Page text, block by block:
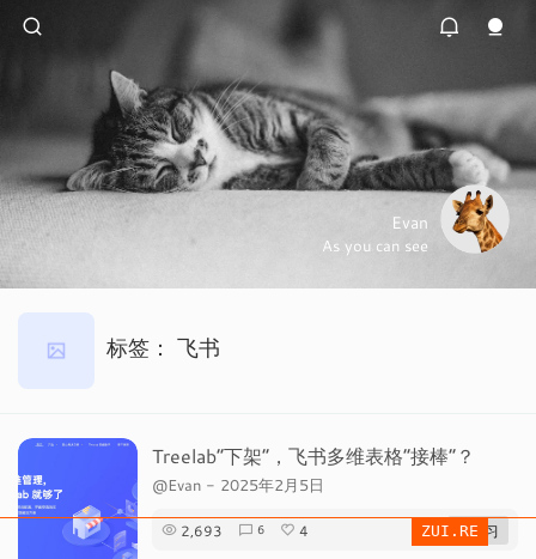
Evan
As you can see
标签： 飞书
Treelab“下架”，飞书多维表格“接棒”？
@Evan - 2025年2月5日
2,693 6 4 # 学习
ZUI.RE